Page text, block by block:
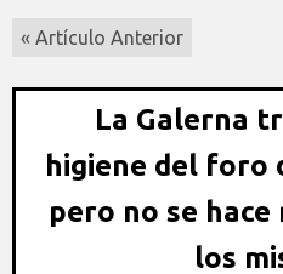
« Artículo Anterior
La Galerna
higiene del foro
pero no se
los